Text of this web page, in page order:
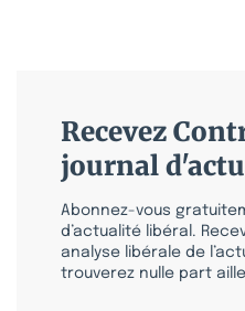
Recevez
journal
Abonnez-vous
d’actualité libéral.
analyse libérale de
trouverez nulle part